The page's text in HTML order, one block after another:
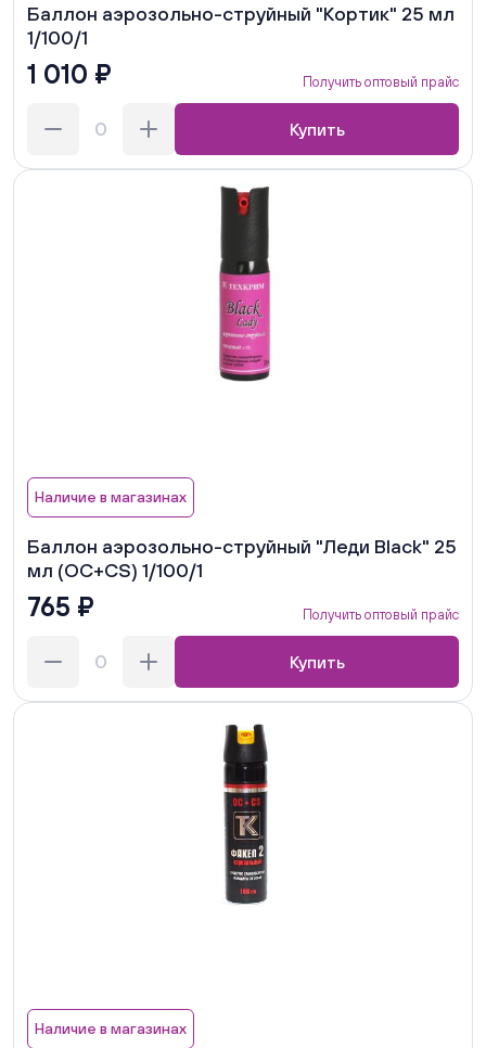
Баллон аэрозольно-струйный "Кортик" 25 мл
1/100/1
1 010 ₽ Получить оптовый прайс
Купить
Наличие в магазинах
Баллон аэрозольно-струйный "Леди Black" 25
мл (ОС+CS) 1/100/1
765 ₽ Получить оптовый прайс
Купить
Наличие в магазинах